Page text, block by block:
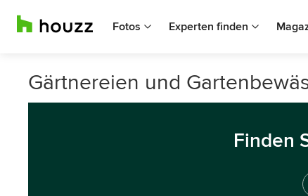
Fotos Experten finden
Gärtnereien und
Finden